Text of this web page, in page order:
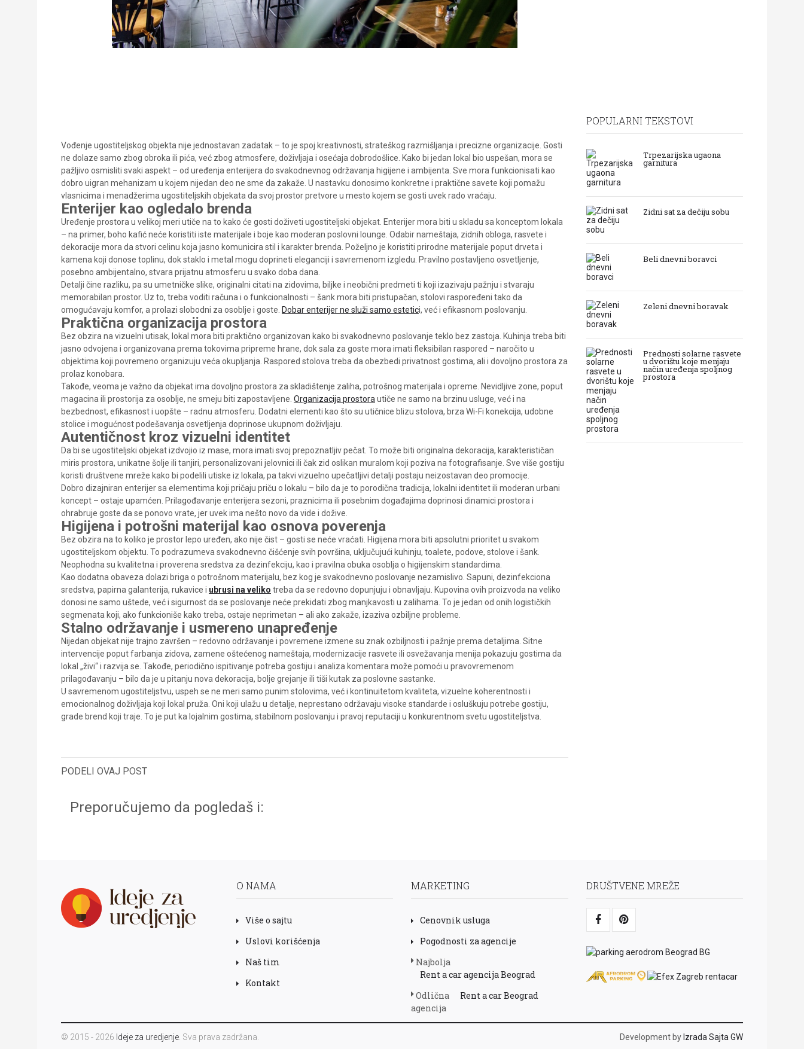
Vođenje ugostiteljskog objekta nije jednostavan zadatak – to je spoj kreativnosti, strateškog razmišljanja i precizne organizacije. Gosti
ne dolaze samo zbog obroka ili pića, već zbog atmosfere, doživljaja i osećaja dobrodošlice. Kako bi jedan lokal bio uspešan, mora se
pažljivo osmisliti svaki aspekt – od uređenja enterijera do svakodnevnog održavanja higijene i ambijenta. Sve mora funkcionisati kao
dobro uigran mehanizam u kojem nijedan deo ne sme da zakaže. U nastavku donosimo konkretne i praktične savete koji pomažu
vlasnicima i menadžerima ugostiteljskih objekata da svoj prostor pretvore u mesto kojem se gosti uvek rado vraćaju.
Enterijer kao ogledalo brenda
Uređenje prostora u velikoj meri utiče na to kako će gosti doživeti ugostiteljski objekat. Enterijer mora biti u skladu sa konceptom lokala
– na primer, boho kafić neće koristiti iste materijale i boje kao moderan poslovni lounge. Odabir nameštaja, zidnih obloga, rasvete i
dekoracije mora da stvori celinu koja jasno komunicira stil i karakter brenda. Poželjno je koristiti prirodne materijale poput drveta i
kamena koji donose toplinu, dok staklo i metal mogu doprineti eleganciji i savremenom izgledu. Pravilno postavljeno osvetljenje,
posebno ambijentalno, stvara prijatnu atmosferu u svako doba dana.
Detalji čine razliku, pa su umetničke slike, originalni citati na zidovima, biljke i neobični predmeti ti koji izazivaju pažnju i stvaraju
memorabilan prostor. Uz to, treba voditi računa i o funkcionalnosti – šank mora biti pristupačan, stolovi raspoređeni tako da
omogućavaju komfor, a prolazi slobodni za osoblje i goste. Dobar enterijer ne služi samo estetici, već i efikasnom poslovanju.
Praktična organizacija prostora
Bez obzira na vizuelni utisak, lokal mora biti praktično organizovan kako bi svakodnevno poslovanje teklo bez zastoja. Kuhinja treba biti
jasno odvojena i organizovana prema tokovima pripreme hrane, dok sala za goste mora imati fleksibilan raspored – naročito u
objektima koji povremeno organizuju veća okupljanja. Raspored stolova treba da obezbedi privatnost gostima, ali i dovoljno prostora za
prolaz konobara.
Takođe, veoma je važno da objekat ima dovoljno prostora za skladištenje zaliha, potrošnog materijala i opreme. Nevidljive zone, poput
magacina ili prostorija za osoblje, ne smeju biti zapostavljene. Organizacija prostora utiče ne samo na brzinu usluge, već i na
bezbednost, efikasnost i uopšte – radnu atmosferu. Dodatni elementi kao što su utičnice blizu stolova, brza Wi-Fi konekcija, udobne
stolice i mogućnost podešavanja osvetljenja doprinose ukupnom doživljaju.
Autentičnost kroz vizuelni identitet
Da bi se ugostiteljski objekat izdvojio iz mase, mora imati svoj prepoznatljiv pečat. To može biti originalna dekoracija, karakterističan
miris prostora, unikatne šolje ili tanjiri, personalizovani jelovnici ili čak zid oslikan muralom koji poziva na fotografisanje. Sve više gostiju
koristi društvene mreže kako bi podelili utiske iz lokala, pa takvi vizuelno upečatljivi detalji postaju neizostavan deo promocije.
Dobro dizajniran enterijer sa elementima koji pričaju priču o lokalu – bilo da je to porodična tradicija, lokalni identitet ili moderan urbani
koncept – ostaje upamćen. Prilagođavanje enterijera sezoni, praznicima ili posebnim događajima doprinosi dinamici prostora i
ohrabruje goste da se ponovo vrate, jer uvek ima nešto novo da vide i dožive.
Higijena i potrošni materijal kao osnova poverenja
Bez obzira na to koliko je prostor lepo uređen, ako nije čist – gosti se neće vraćati. Higijena mora biti apsolutni prioritet u svakom
ugostiteljskom objektu. To podrazumeva svakodnevno čišćenje svih površina, uključujući kuhinju, toalete, podove, stolove i šank.
Neophodna su kvalitetna i proverena sredstva za dezinfekciju, kao i pravilna obuka osoblja o higijenskim standardima.
Kao dodatna obaveza dolazi briga o potrošnom materijalu, bez kog je svakodnevno poslovanje nezamislivo. Sapuni, dezinfekciona
sredstva, papirna galanterija, rukavice i ubrusi na veliko treba da se redovno dopunjuju i obnavljaju. Kupovina ovih proizvoda na veliko
donosi ne samo uštede, već i sigurnost da se poslovanje neće prekidati zbog manjkavosti u zalihama. To je jedan od onih logističkih
segmenata koji, ako funkcioniše kako treba, ostaje neprimetan – ali ako zakaže, izaziva ozbiljne probleme.
Stalno održavanje i usmereno unapređenje
Nijedan objekat nije trajno završen – redovno održavanje i povremene izmene su znak ozbiljnosti i pažnje prema detaljima. Sitne
intervencije poput farbanja zidova, zamene oštećenog nameštaja, modernizacije rasvete ili osvežavanja menija pokazuju gostima da
lokal „živi“ i razvija se. Takođe, periodično ispitivanje potreba gostiju i analiza komentara može pomoći u pravovremenom
prilagođavanju – bilo da je u pitanju nova dekoracija, bolje grejanje ili tiši kutak za poslovne sastanke.
U savremenom ugostiteljstvu, uspeh se ne meri samo punim stolovima, već i kontinuitetom kvaliteta, vizuelne koherentnosti i
emocionalnog doživljaja koji lokal pruža. Oni koji ulažu u detalje, neprestano održavaju visoke standarde i osluškuju potrebe gostiju,
grade brend koji traje. To je put ka lojalnim gostima, stabilnom poslovanju i pravoj reputaciji u konkurentnom svetu ugostiteljstva.
PODELI OVAJ POST
Preporučujemo da pogledaš i:
POPULARNI TEKSTOVI
Trpezarijska ugaona
garnitura
Zidni sat za dečiju sobu
Beli dnevni boravci
Zeleni dnevni boravak
Prednosti solarne rasvete
u dvorištu koje menjaju
način uređenja spoljnog
prostora
O NAMA
Više o sajtu
Uslovi korišćenja
Naš tim
Kontakt
MARKETING
Cenovnik usluga
Pogodnosti za agencije
Najbolja
Rent a car agencija Beograd
Odlična
Rent a car Beograd
agencija
DRUŠTVENE MREŽE
© 2015 - 2026 Ideje za uredjenje . Sva prava zadržana. Development by Izrada Sajta GW